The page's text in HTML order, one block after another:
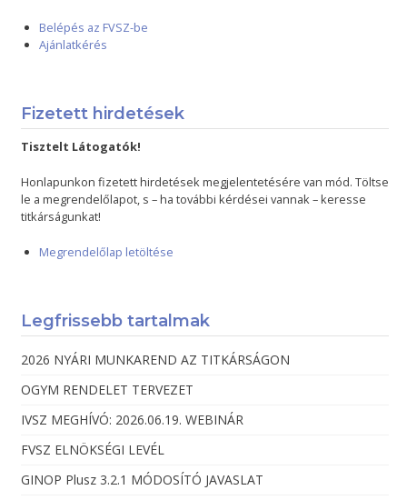
Belépés az FVSZ-be
Ajánlatkérés
Fizetett hirdetések
Tisztelt Látogatók!
Honlapunkon fizetett hirdetések megjelentetésére van mód. Töltse
le a megrendelőlapot, s – ha további kérdései vannak – keresse
titkárságunkat!
Megrendelőlap letöltése
Legfrissebb tartalmak
2026 NYÁRI MUNKAREND AZ TITKÁRSÁGON
OGYM RENDELET TERVEZET
IVSZ MEGHÍVÓ: 2026.06.19. WEBINÁR
FVSZ ELNÖKSÉGI LEVÉL
GINOP Plusz 3.2.1 MÓDOSÍTÓ JAVASLAT